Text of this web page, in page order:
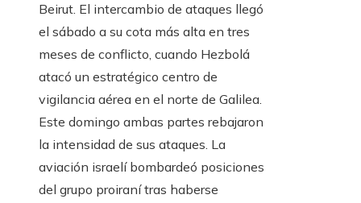
Beirut. El intercambio de ataques llegó
el sábado a su cota más alta en tres
meses de conflicto, cuando Hezbolá
atacó un estratégico centro de
vigilancia aérea en el norte de Galilea.
Este domingo ambas partes rebajaron
la intensidad de sus ataques. La
aviación israelí bombardeó posiciones
del grupo proiraní tras haberse